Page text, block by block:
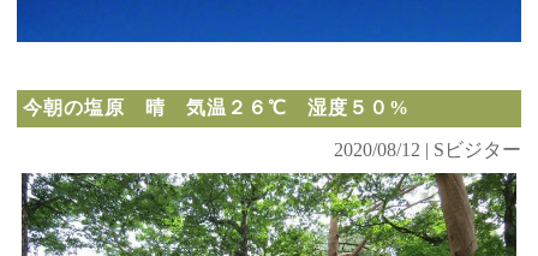
今朝の塩原 晴 気温２６℃ 湿度５０%
2020/08/12 | Sビジター